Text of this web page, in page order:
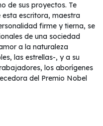
de sus proyectos. Te
escritora, maestra
firme y tierna, se
de una sociedad
a la naturaleza
las estrellas-, y a su
los aborígenes
del Premio Nobel